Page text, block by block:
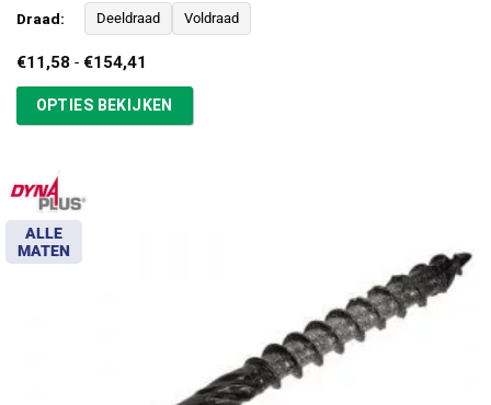
Draad: Deeldraad Voldraad
€11,58 - €154,41
tot
€154,41
OPTIES BEKIJKEN
ALLE
MATEN